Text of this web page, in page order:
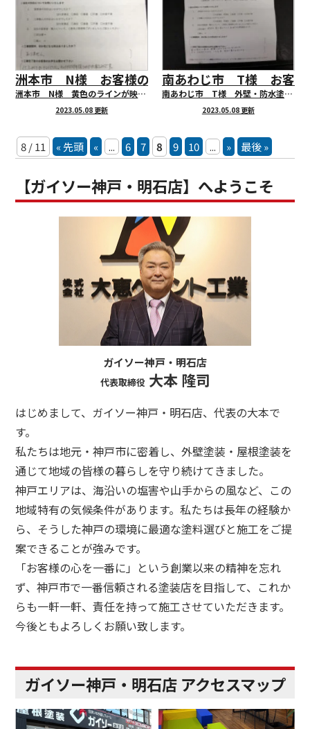
洲本市 N様 お客様の声アンケートにご協力頂き
洲本市 N様 黄色のラインが映える外観になりました！
2023.05.08 更新
南あわじ市 T様 お客様
南あわじ市 T様 外壁・防水塗装工事を行いました！
2023.05.08 更新
8 / 11 « 先頭 « ... 6 7 8 9 10 ... » 最後 »
【ガイソー神戸・明石店】へようこそ
ガイソー神戸・明石店
代表取締役大本 隆司
はじめまして、ガイソー神戸・明石店、代表の大本で
す。
私たちは地元・神戸市に密着し、外壁塗装・屋根塗装を
通じて地域の皆様の暮らしを守り続けてきました。
神戸エリアは、海沿いの塩害や山手からの風など、この
地域特有の気候条件があります。私たちは長年の経験か
ら、そうした神戸の環境に最適な塗料選びと施工をご提
案できることが強みです。
「お客様の心を一番に」という創業以来の精神を忘れ
ず、神戸市で一番信頼される塗装店を目指して、これか
らも一軒一軒、責任を持って施工させていただきます。
今後ともよろしくお願い致します。
ガイソー神戸・明石店 アクセスマップ